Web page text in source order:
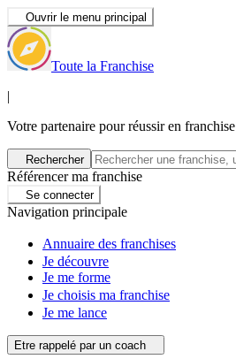
Ouvrir le menu principal
Toute la Franchise
|
Votre partenaire pour réussir en franchise
Rechercher
Référencer ma franchise
Se connecter
Navigation principale
Annuaire des franchises
Je découvre
Je me forme
Je choisis ma franchise
Je me lance
Etre rappelé par un coach